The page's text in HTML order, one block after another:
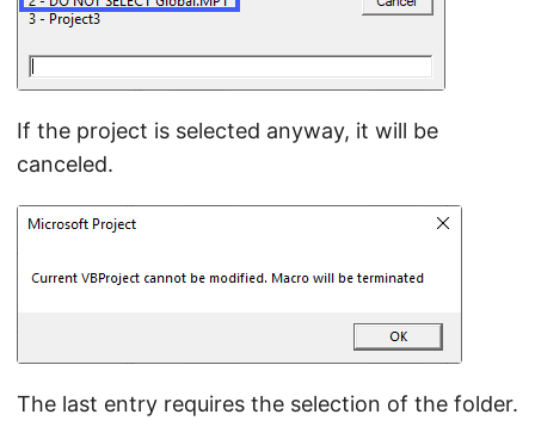
If the project is selected anyway, it will be
canceled.
The last entry requires the selection of the folder.